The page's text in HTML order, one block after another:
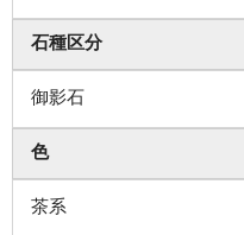
石種区分
御影石
色
茶系